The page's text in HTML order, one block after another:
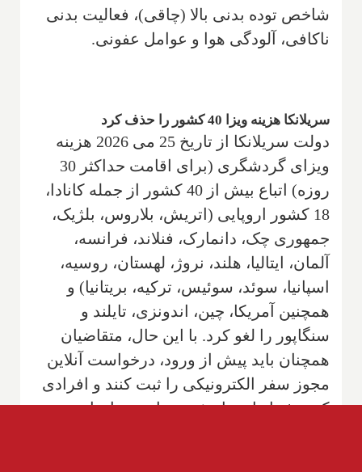
شاخص توده بدنی بالا (چاقی)، فعالیت بدنی
ناکافی، آلودگی هوا و عوامل عفونی.
سریلانکا هزینه ویزا 40 کشور را حذف کرد
دولت سریلانکا از تاریخ 25 می 2026 هزینه
ویزای گردشگری (برای اقامت حداکثر 30
روزه) اتباع بیش از 40 کشور از جمله کانادا،
18 کشور اروپایی (اتریش، بلاروس، بلژیک،
جمهوری چک، دانمارک، فنلاند، فرانسه،
آلمان، ایتالیا، هلند، نروژ، لهستان، روسیه،
اسپانیا، سوئد، سوئیس، ترکیه، بریتانیا) و
همچنین آمریکا، چین، اندونزی، تایلند و
سنگاپور را لغو کرد. با این حال، متقاضیان
همچنان باید پیش از ورود، درخواست آنلاین
مجوز سفر الکترونیکی را ثبت کنند و افرادی
که پیش از این تاریخ درخواست داده‌اند،